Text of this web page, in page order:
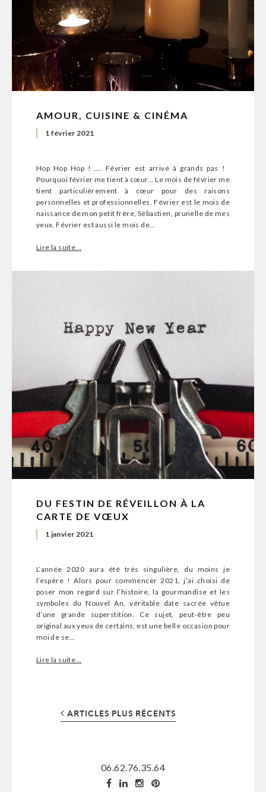
AMOUR, CUISINE & CINÉMA
1 février 2021
Hop Hop Hop ! …. Février est arrivé à grands pas !
Pourquoi février me tient à cœur… Le mois de février me
tient particulièrement à cœur pour des raisons
personnelles et professionnelles. Février est le mois de
naissance de mon petit frère, Sébastien, prunelle de mes
yeux. Février est aussi le mois de…
Lire la suite...
DU FESTIN DE RÉVEILLON À LA
CARTE DE VŒUX
1 janvier 2021
L’année 2020 aura été très singulière, du moins je
l’espère ! Alors pour commencer 2021, j’ai choisi de
poser mon regard sur l’histoire, la gourmandise et les
symboles du Nouvel An, véritable date sacrée vêtue
d’une grande superstition. Ce sujet, peut-être peu
original aux yeux de certains, est une belle occasion pour
moi de se…
Lire la suite...
ARTICLES PLUS RÉCENTS
06.62.76.35.64